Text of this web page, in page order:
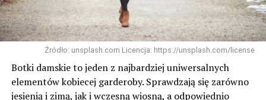
Źródło: unsplash.com Licencja: https://unsplash.com/license
Botki damskie to jeden z najbardziej uniwersalnych
elementów kobiecej garderoby. Sprawdzają się zarówno
jesienią i zimą, jak i wczesną wiosną, a odpowiednio